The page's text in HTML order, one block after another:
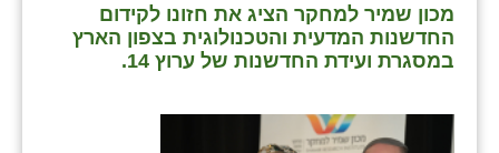
מכון שמיר למחקר הציג את חזונו לקידום
החדשנות המדעית והטכנולוגית בצפון הארץ
במסגרת ועידת החדשנות של ערוץ 14.